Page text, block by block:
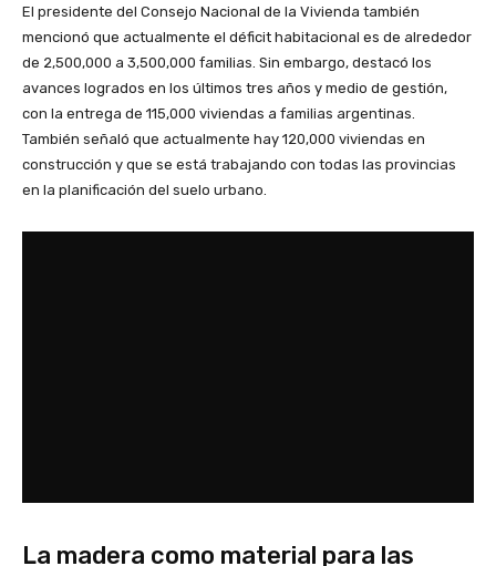
El presidente del Consejo Nacional de la Vivienda también
mencionó que actualmente el déficit habitacional es de alrededor
de 2,500,000 a 3,500,000 familias. Sin embargo, destacó los
avances logrados en los últimos tres años y medio de gestión,
con la entrega de 115,000 viviendas a familias argentinas.
También señaló que actualmente hay 120,000 viviendas en
construcción y que se está trabajando con todas las provincias
en la planificación del suelo urbano.
La madera como material para las